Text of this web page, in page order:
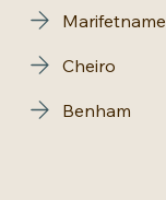
Marifetname
Cheiro
Benham